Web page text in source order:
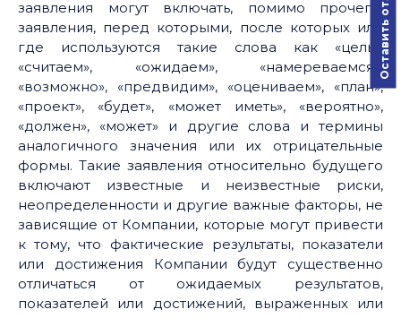
заявления могут включать, помимо прочего,
заявления, перед которыми, после которых или
где используются такие слова как «цель»,
«считаем», «ожидаем», «намереваемся»,
«возможно», «предвидим», «оцениваем», «план»,
«проект», «будет», «может иметь», «вероятно»,
«должен», «может» и другие слова и термины
аналогичного значения или их отрицательные
формы. Такие заявления относительно будущего
включают известные и неизвестные риски,
неопределенности и другие важные факторы, не
зависящие от Компании, которые могут привести
к тому, что фактические результаты, показатели
или достижения Компании будут существенно
отличаться от ожидаемых результатов,
показателей или достижений, выраженных или
Оставить отзыв